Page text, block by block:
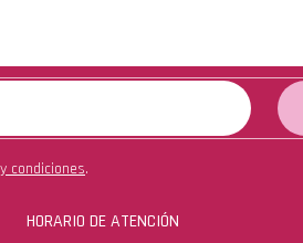
condiciones.
HORARIO DE ATENCIÓN